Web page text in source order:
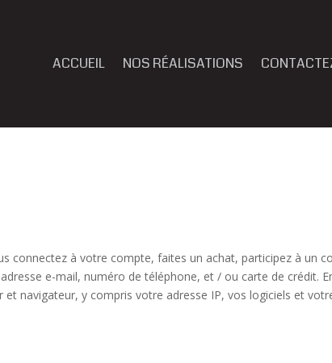
ACCUEIL NOS RÉALISATIONS
connectez à votre compte, faites un achat, participez à un
e-mail, numéro de téléphone, et / ou carte de crédit.
navigateur, y compris votre adresse IP, vos logiciels et